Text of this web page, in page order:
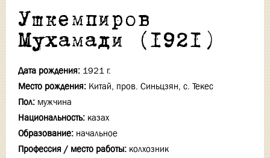
Ушкемпиров
Мухамади (1921)
Дата рождения: 1921 г.
Место рождения: Китай, пров. Синьцзян, с. Текес
Пол: мужчина
Национальность: казах
Образование: начальное
Профессия / место работы: колхозник